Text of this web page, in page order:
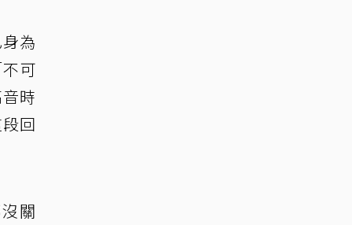
為
可
時
回
關